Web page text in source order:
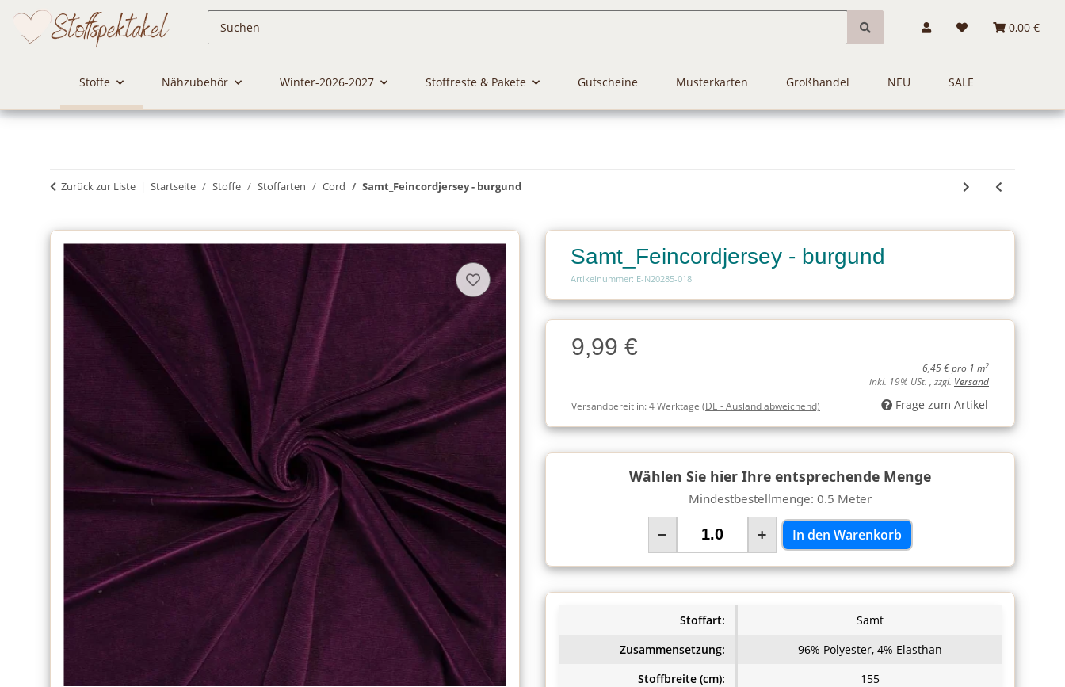
0,00 €
Stoffe Nähzubehör Winter-2026-2027 Stoffreste & Pakete Gutscheine Musterkarten Großhandel NEU SALE
Zurück zur Liste Startseite Stoffe Stoffarten Cord Samt_Feincordjersey - burgund
Samt_Feincordjersey - burgund
Artikelnummer: E-N20285-018
Charge
Charge9,99 €
6,45 € pro 1 m2
inkl. 19% USt. , zzgl. Versand
Versandbereit in:4 Werktage (DE - Ausland abweichend) Frage zum Artikel
Wählen Sie hier Ihre entsprechende Menge
Mindestbestellmenge: 0.5 Meter
− + In den Warenkorb
Stoffart:
Samt
Zusammensetzung:
96% Polyester, 4% Elasthan
Stoffbreite (cm):
155